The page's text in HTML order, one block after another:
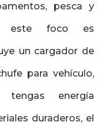
pesca y
este foco es
un cargador de
para vehículo,
tengas energía
duraderos, el